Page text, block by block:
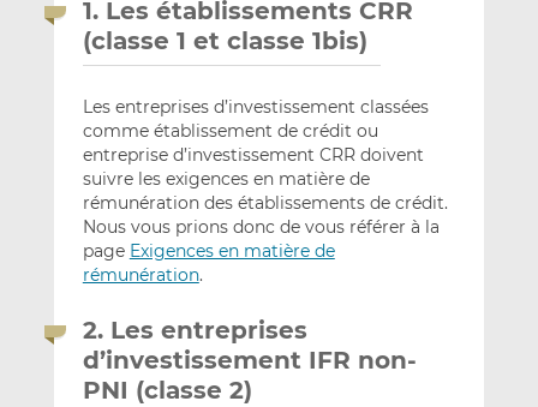
1. Les établissements CRR
(classe 1 et classe 1bis)
Les entreprises d’investissement classées
comme établissement de crédit ou
entreprise d’investissement CRR doivent
suivre les exigences en matière de
rémunération des établissements de crédit.
Nous vous prions donc de vous référer à la
page Exigences en matière de
rémunération.
2. Les entreprises
d’investissement IFR non-
PNI (classe 2)